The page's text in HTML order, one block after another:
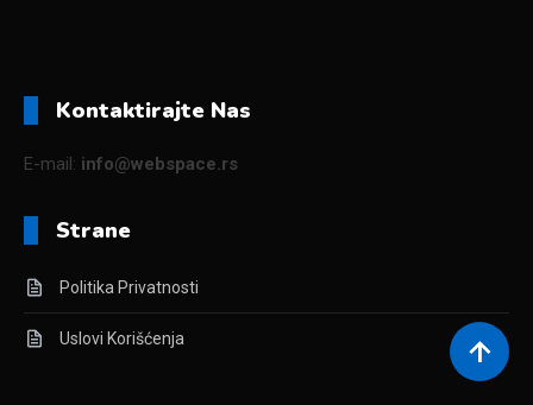
Kontaktirajte Nas
E-mail: info@webspace.rs
Strane
Politika Privatnosti
Uslovi Korišćenja